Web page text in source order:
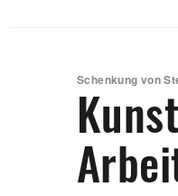
Schenkung von